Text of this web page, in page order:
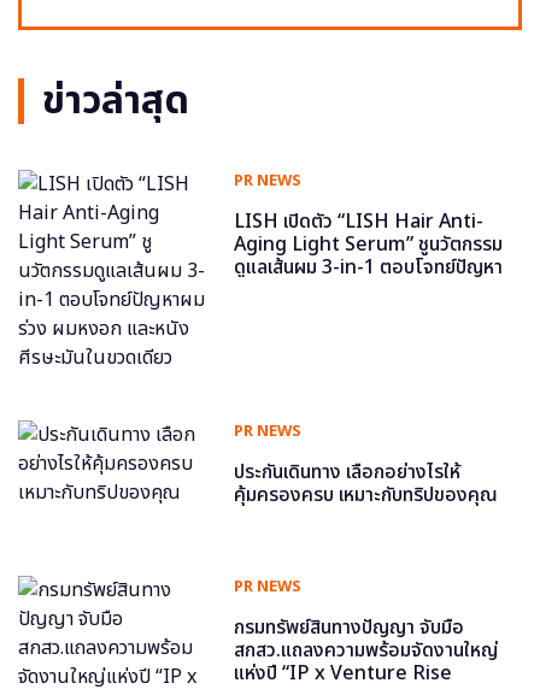
ข่าวล่าสุด
PR NEWS
LISH เปิดตัว “LISH Hair Anti-
Aging Light Serum” ชูนวัตกรรม
ดูแลเส้นผม 3-in-1 ตอบโจทย์ปัญหา
PR NEWS
ประกันเดินทาง เลือกอย่างไรให้
คุ้มครองครบ เหมาะกับทริปของคุณ
PR NEWS
กรมทรัพย์สินทางปัญญา จับมือ
สกสว.แถลงความพร้อมจัดงานใหญ่
แห่งปี “IP x Venture Rise